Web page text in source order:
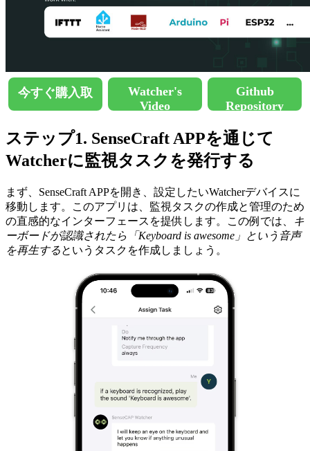
今すぐ購入取
Watcher's
Video
Github
Repository
ステップ1. SenseCraft APPを通じて
Watcherに監視タスクを発行する
まず、SenseCraft APPを開き、設定したいWatcherデバイスに
移動します。このアプリは、監視タスクの作成と管理のため
の直感的なインターフェースを提供します。この例では、
キ
ーボードが認識されたら「Keyboard is awesome」という音声
を再生するというタスクを作成しましょう。